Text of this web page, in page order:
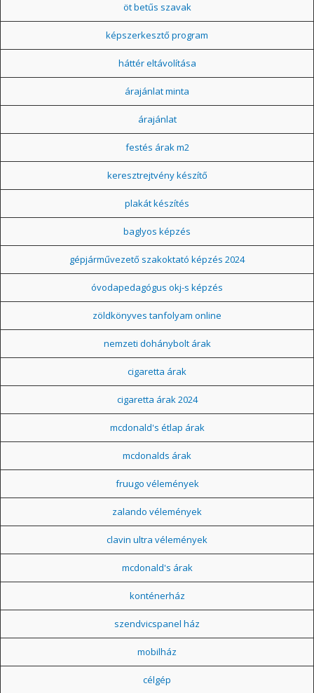
öt betűs szavak
képszerkesztő program
háttér eltávolítása
árajánlat minta
árajánlat
festés árak m2
keresztrejtvény készítő
plakát készítés
baglyos képzés
gépjárművezető szakoktató képzés 2024
óvodapedagógus okj-s képzés
zöldkönyves tanfolyam online
nemzeti dohánybolt árak
cigaretta árak
cigaretta árak 2024
mcdonald's étlap árak
mcdonalds árak
fruugo vélemények
zalando vélemények
clavin ultra vélemények
mcdonald's árak
konténerház
szendvicspanel ház
mobilház
célgép